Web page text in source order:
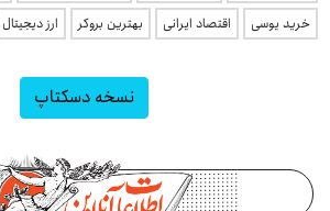
خرید یوسی
اقتصاد ایرانی بهترین بروکر ارز دیجیتال
نسخه دسکتاپ